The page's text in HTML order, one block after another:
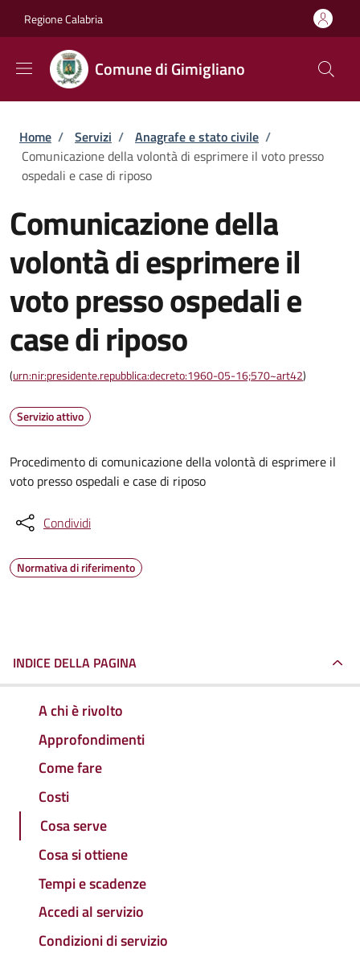
Regione Calabria
Comune di Gimigliano
Briciole di pane
Home / Servizi / Anagrafe e stato civile /
Comunicazione della volontà di esprimere il voto presso
ospedali e case di riposo
Comunicazione della
volontà di esprimere il
voto presso ospedali e
case di riposo
(urn:nir:presidente.repubblica:decreto:1960-05-16;570~art42)
Servizio attivo
Procedimento di comunicazione della volontà di esprimere il
voto presso ospedali e case di riposo
Condividi
Normativa di riferimento
INDICE DELLA PAGINA
A chi è rivolto
Approfondimenti
Come fare
Costi
Cosa serve
Cosa si ottiene
Tempi e scadenze
Accedi al servizio
Condizioni di servizio